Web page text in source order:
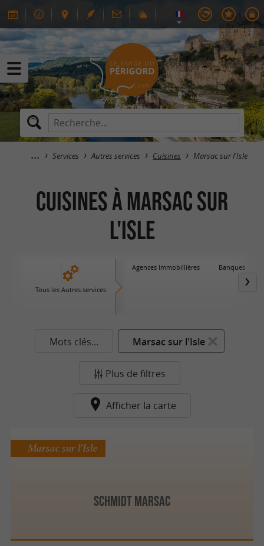
Services Autres services Cuisines Marsac sur l'Isle
Cuisines à Marsac sur
l'Isle
Tous les Autres services
Agences Immobillières Banques
Mots clés... Marsac sur l'Isle
Plus de filtres
Afficher la carte
Schmidt Marsac
Marsac sur l'Isle